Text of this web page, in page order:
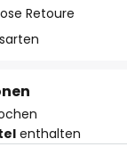
Retoure
enthalten